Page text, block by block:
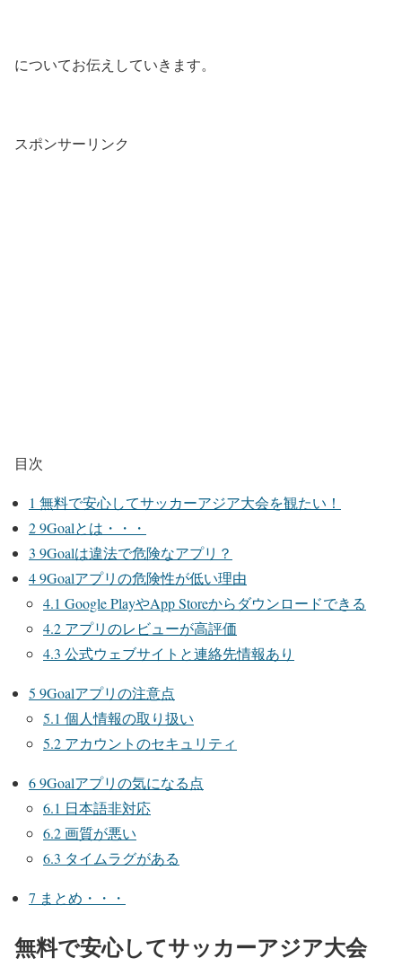
についてお伝えしていきます。
スポンサーリンク
目次
1 無料で安心してサッカーアジア大会を観たい！
29Goalとは・・・
3 9Goalは違法で危険なアプリ？
49Goalアプリの危険性が低い理由
4.1 Google PlayやApp Storeからダウンロードできる
4.2 アプリのレビューが高評価
4.3 公式ウェブサイトと連絡先情報あり
5 9Goalアプリの注意点
5.1 個人情報の取り扱い
5.2 アカウントのセキュリティ
69Goalアプリの気になる点
6.1 日本語非対応
6.2画質が悪い
6.3 タイムラグがある
7 まとめ・・・
無料で安心してサッカーアジア大会